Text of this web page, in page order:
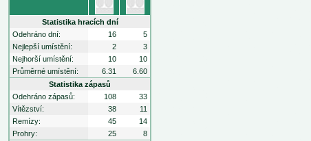
Statistika hracích dní
Odehráno dní:
16
5
Nejlepší umístění:
2
3
Nejhorší umístění:
10
10
Průměrné umístění:
6.31
6.60
Statistika zápasů
Odehráno zápasů:
108
33
Vítězství:
38
11
Remízy:
45
14
Prohry:
25
8